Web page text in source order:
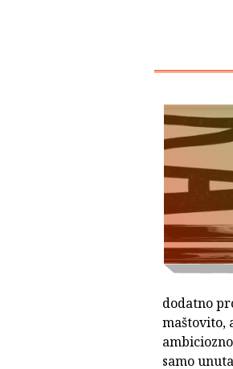
dodatno
maštovito,
samo